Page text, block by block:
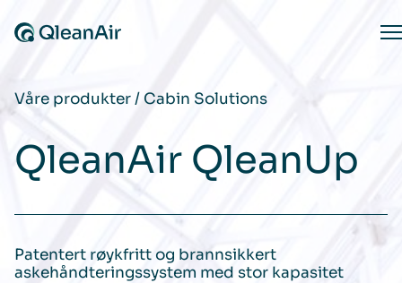
Våre produkter/ Cabin Solutions
QleanAir QleanUp
Patentert røykfritt og brannsikkert
askehåndteringssystem med stor kapasitet